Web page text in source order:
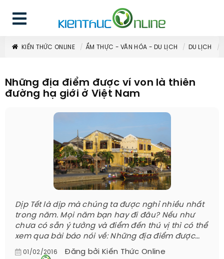
KIẾN THỨC ONLINE ẨM THỰC - VĂN HÓA - DU LỊCH DU LỊCH
Những địa điểm được ví von là thiên
đường hạ giới ở Việt Nam
Dịp Tết là dịp mà chúng ta được nghỉ nhiều nhất
trong năm. Mọi năm bạn hay đi đâu? Nếu như
chưa có sẵn ý tưởng và điểm đến thú vị thì có thể
xem qua bài báo nói về: Những địa điểm được...
01/02/2016 Đăng bởi Kiến Thức Online